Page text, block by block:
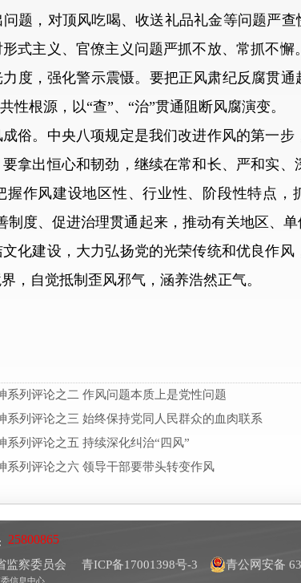
题，对顶风吃喝、收送礼品礼金等问题严
式主义、官僚主义问题严抓不放、常抓不
度，强化警示震慑。要把正风肃纪反腐贯
性根源，以“查”、“治”贯通阻断风腐演变。
。中央八项规定是我们改进作风的第一步
拿出恒心和韧劲，继续在常和长、严和实
握作风建设地区性、行业性、阶段性特点
制度、促进治理贯通起来，推动有关地区、
化建设，大力弘扬党的光荣传统和优良作
，自觉抵制歪风邪气，涵养浩然正气。
系列评论之二 作风问题本质上是党性问题
系列评论之三 始终保持党同人民群众的血肉联系
系列评论之五 持续深化纠治“四风”
系列评论之六 领导干部要带头转变作风
监察委员会
青ICP备17001398号-3 青公网安备
信息中心